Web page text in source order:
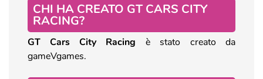
CHI HA CREATO GT CARS CITY
RACING?
GT Cars City Racing è stato creato da
gameVgames.